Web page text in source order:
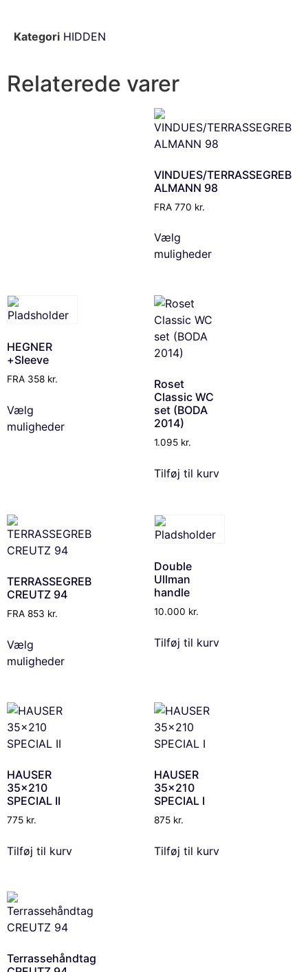
Kategori HIDDEN
Relaterede varer
VINDUES/TERRASSEGREB
ALMANN 98
FRA 770 kr.
Vælg
muligheder
HEGNER
+Sleeve
FRA 358 kr.
Vælg
muligheder
Roset
Classic WC
set (BODA
2014)
1.095 kr.
Tilføj til kurv
TERRASSEGREB
CREUTZ 94
FRA 853 kr.
Vælg
muligheder
Double
Ullman
handle
10.000 kr.
Tilføj til kurv
HAUSER
35×210
SPECIAL II
775 kr.
Tilføj til kurv
HAUSER
35×210
SPECIAL I
875 kr.
Tilføj til kurv
Terrassehåndtag